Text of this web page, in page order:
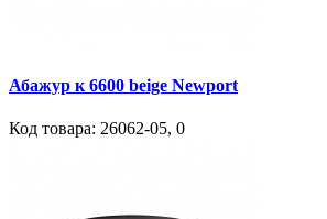
Абажур к 6600 beige Newport
Код товара: 26062-05, 0